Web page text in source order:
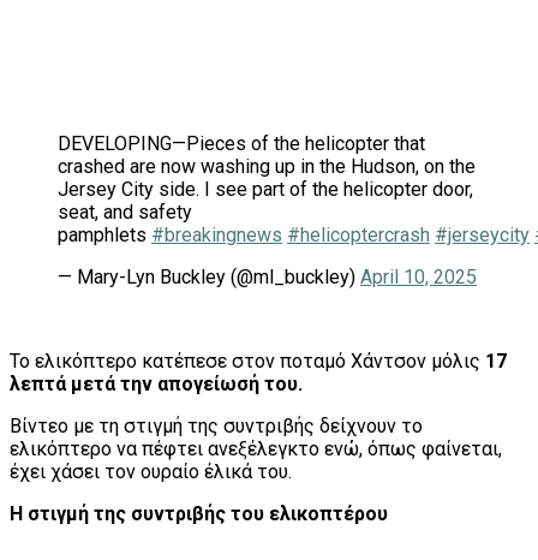
DEVELOPING—Pieces of the helicopter that
crashed are now washing up in the Hudson, on the
Jersey City side. I see part of the helicopter door,
seat, and safety
pamphlets #breakingnews #helicoptercrash #jerseycity
— Mary-Lyn Buckley (@ml_buckley) April 10, 2025
Το ελικόπτερο κατέπεσε στον ποταμό Χάντσον μόλις 17
λεπτά μετά την απογείωσή του.
Βίντεο με τη στιγμή της συντριβής δείχνουν το
ελικόπτερο να πέφτει ανεξέλεγκτο ενώ, όπως φαίνεται,
έχει χάσει τον ουραίο έλικά του.
Η στιγμή της συντριβής του ελικοπτέρου